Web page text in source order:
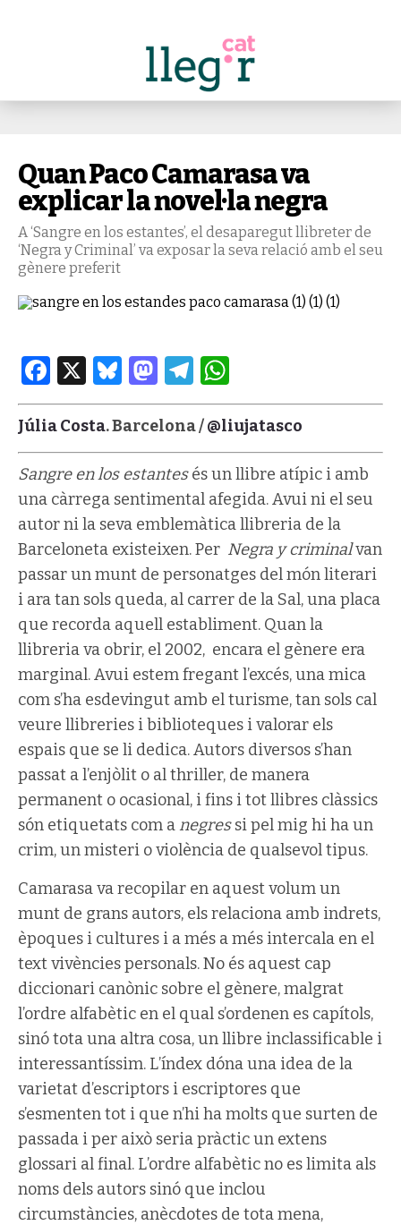
Quan Paco Camarasa va
explicar la novel·la negra
A ‘Sangre en los estantes’, el desaparegut llibreter de
‘Negra y Criminal’ va exposar la seva relació amb el seu
gènere preferit
Facebook
X Bluesky
Mastodon
Telegram
Júlia Costa. Barcelona /@liujatasco
Sangre en los estantesés un llibre atípic i amb
una càrrega sentimental afegida. Avui ni el seu
autor ni la seva emblemàtica llibreria de la
Barceloneta existeixen. Per Negra y criminalvan
passar un munt de personatges del món literari
i ara tan sols queda, al carrer de la Sal, una placa
que recorda aquell establiment. Quan la
llibreria va obrir, el 2002, encara el gènere era
marginal. Avui estem fregant l’excés, una mica
com s’ha esdevingut amb el turisme, tan sols cal
veure llibreries i biblioteques i valorar els
espais que se li dedica. Autors diversos s’han
passat a l’enjòlit o al thriller, de manera
permanent o ocasional, i fins i tot llibres clàssics
són etiquetats com anegressi pel mig hi ha un
crim, un misteri o violència de qualsevol tipus.
Camarasa va recopilar en aquest volum un
munt de grans autors, els relaciona amb indrets,
èpoques i cultures i a més a més intercala en el
text vivències personals. No és aquest cap
diccionari canònic sobre el gènere, malgrat
l’ordre alfabètic en el qual s’ordenen es capítols,
sinó tota una altra cosa, un llibre inclassificable i
interessantíssim. L’índex dóna una idea de la
varietat d’escriptors i escriptores que
s’esmenten tot i que n’hi ha molts que surten de
passada i per això seria pràctic un extens
glossari al final. L’ordre alfabètic no es limita als
noms dels autors sinó que inclou
circumstàncies, anècdotes de tota mena,